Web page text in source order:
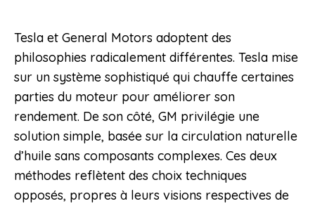
Tesla et General Motors adoptent des
philosophies radicalement différentes. Tesla mise
sur un système sophistiqué qui chauffe certaines
parties du moteur pour améliorer son
rendement. De son côté, GM privilégie une
solution simple, basée sur la circulation naturelle
d’huile sans composants complexes. Ces deux
méthodes reflètent des choix techniques
opposés, propres à leurs visions respectives de